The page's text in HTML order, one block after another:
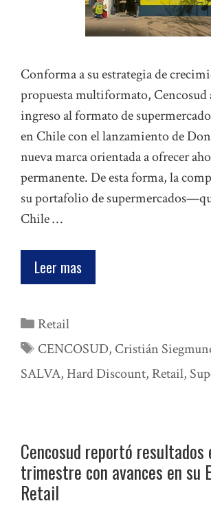
Conforma a su estrategia de
propuesta multiformato, Cencosud
ingreso al formato de
en Chile con el lanzamiento de
nueva marca orientada a ofrecer
permanente. De esta forma, la
su portafolio de
Chile …
Leer mas
Categorías
Retail
Etiquetas
CENCOSUD, Cristián
SALVA, Hard Discount, Retail,
Cencosud reportó resultados
trimestre con avances en su
Retail